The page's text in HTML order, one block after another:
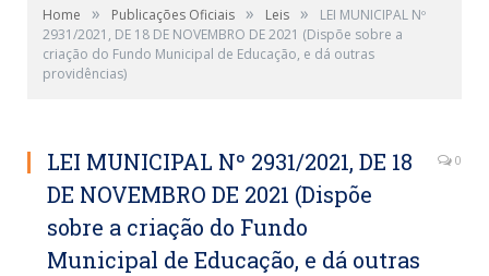
Home » Publicações Oficiais » Leis »
LEI MUNICIPAL Nº
2931/2021, DE 18 DE NOVEMBRO DE 2021 (Dispõe sobre a
criação do Fundo Municipal de Educação, e dá outras
providências)
LEI MUNICIPAL Nº 2931/2021, DE 18
DE NOVEMBRO DE 2021 (Dispõe
sobre a criação do Fundo
Municipal de Educação, e dá outras
0